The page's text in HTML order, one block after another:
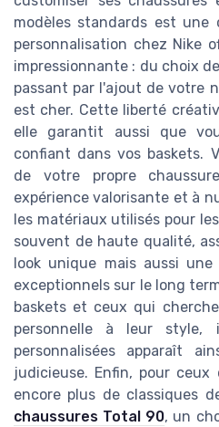
modèles standards est une
personnalisation chez Nike
impressionnante : du choix
passant par l'ajout de votre
est cher. Cette liberté
elle garantit aussi que
confiant dans vos baskets.
de votre propre
expérience valorisante et à
les matériaux utilisés pour
souvent de haute qualité,
look unique mais aussi
exceptionnels sur le long
baskets et ceux qui
personnelle à leur style,
personnalisées apparaît
judicieuse. Enfin, pour
encore plus de classiques
chaussures Total 90, un